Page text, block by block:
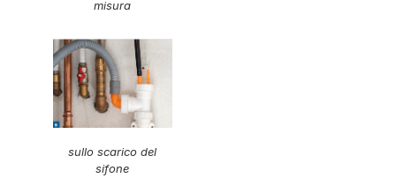
misura
sullo scarico del
sifone